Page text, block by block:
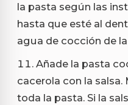
la pasta según las
hasta que esté al
agua de cocción de
Añade la pasta
cacerola con la salsa.
toda la pasta. Si la